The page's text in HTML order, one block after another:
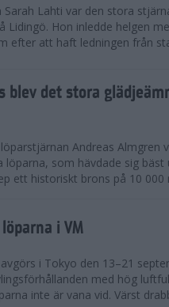
Sarah Lahti var den stora
Lidingö. Hon inledde helgen
efter att haft ledningen från
blev det stora
Andreas Almgren
löparna, som hävdade sig
ett historiskt brons på 10 000
i VM
i Tokyo den 13–21
med hög
inte är vana vid. Värst